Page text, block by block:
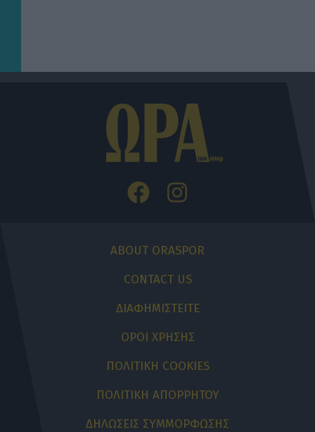
ABOUT ORASPOR
CONTACT US
ΔΙΑΦΗΜΙΣΤΕΙΤΕ
ΟΡΟΙ ΧΡΗΣΗΣ
ΠΟΛΙΤΙΚΗ COOKIES
ΠΟΛΙΤΙΚΗ ΑΠΟΡΡΗΤΟΥ
ΔΗΛΩΣΕΙΣ ΣΥΜΜΟΡΦΩΣΗΣ